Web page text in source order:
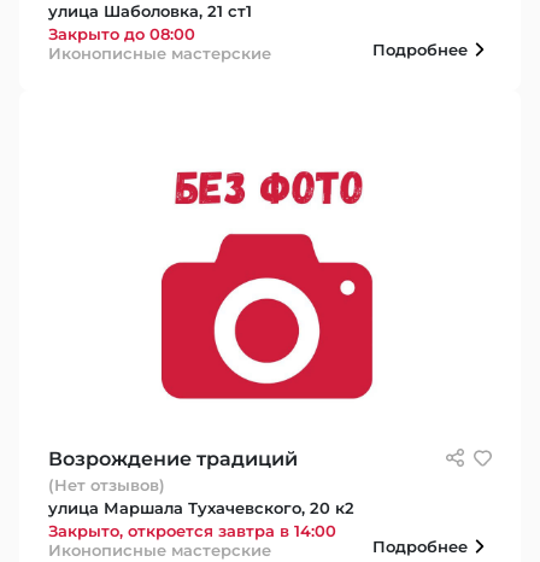
улица Шаболовка, 21 ст1
Закрыто до 08:00
Иконописные мастерские
Подробнее
Возрождение традиций
(Нет отзывов)
улица Маршала Тухачевского, 20 к2
Закрыто, откроется завтра в 14:00
Иконописные мастерские
Подробнее